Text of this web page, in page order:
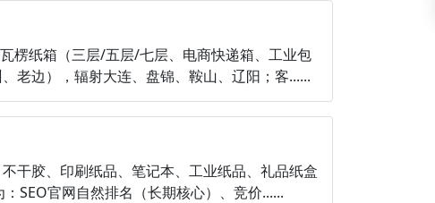
楞纸箱（三层/五层/七层、电商快递箱、工业包
老边），辐射大连、盘锦、鞍山、辽阳；客......
干胶、印刷纸品、笔记本、工业纸品、礼品纸盒
SEO官网自然排名（长期核心）、竞价......